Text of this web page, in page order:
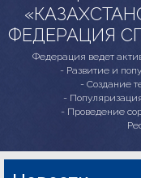
ФЕДЕРАЦИЯ
Федерация ведет
- Развитие и
- Создание
-
- Проведение